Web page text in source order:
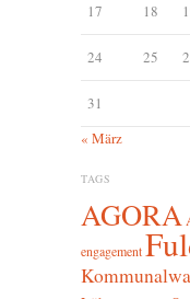
17 18
24 25
31
« März
TAGS
AGORA
engagement